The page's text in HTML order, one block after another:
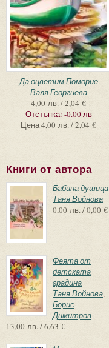
Да оцветим Поморие
Валя Георгиева
4,00 лв. / 2,04 €
Отстъпка: -0.00 лв
Цена4,00 лв. / 2,04 €
Книги от автора
Бабина душица
Таня Войнова
0,00 лв. / 0,00 €
Феята от
детската
градина
Таня Войнова,
Борис
Димитров
13,00 лв. / 6,63 €